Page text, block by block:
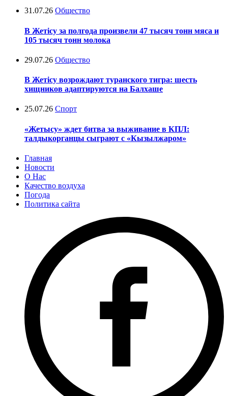
31.07.26 Общество
В Жетісу за полгода произвели 47 тысяч тонн мяса и
105 тысяч тонн молока
29.07.26 Общество
В Жетісу возрождают туранского тигра: шесть
хищников адаптируются на Балхаше
25.07.26 Спорт
«Жетысу» ждет битва за выживание в КПЛ:
талдыкорганцы сыграют с «Кызылжаром»
Главная
Новости
О Нас
Качество воздуха
Погода
Политика сайта